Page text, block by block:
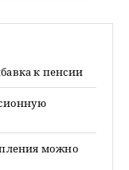
к пенсии
можно